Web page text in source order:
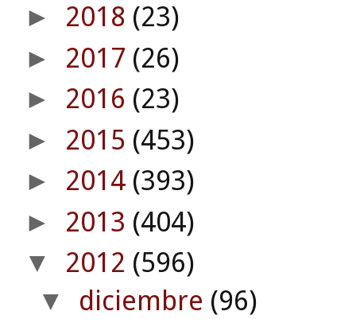
► 2018 (23)
► 2017 (26)
► 2016 (23)
► 2015 (453)
► 2014 (393)
► 2013 (404)
▼ 2012 (596)
▼ diciembre (96)